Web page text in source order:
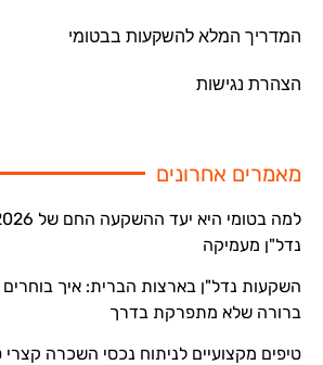
המדריך המלא להשקעות בבטומי
הצהרת נגישות
מאמרים אחרונים
נדל"ן מעמיקה
השקעות נדל"ן בארצות הברית: איך
ברורה שלא מתפרקת בדרך
טיפים מקצועיים לניתוח נכסי השכרה קצרי